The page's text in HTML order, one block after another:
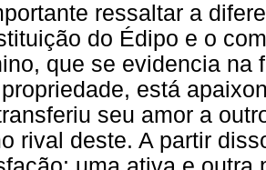
ressaltar a
do Édipo e o
que se evidencia na
está
seu amor a
rival deste. A partir